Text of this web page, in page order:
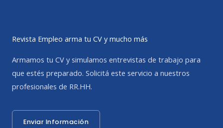
Revista Empleo arma tu CV y mucho más
Armamos tu CV y simulamos entrevistas de trabajo para
que estés preparado. Solicitá este servicio a nuestros
profesionales de RR.HH.
Enviar Información